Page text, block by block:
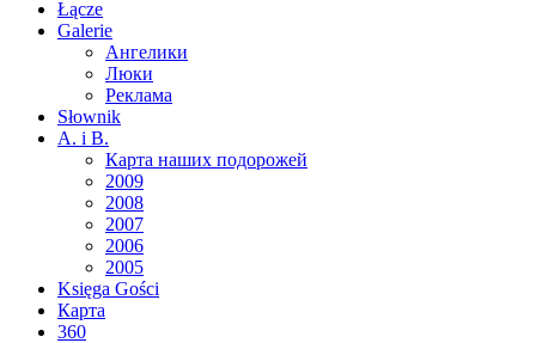
Łącze
Galerie
Ангелики
Люки
Реклама
Słownik
A. i B.
Карта наших подорожей
2009
2008
2007
2006
2005
Księga Gości
Карта
360